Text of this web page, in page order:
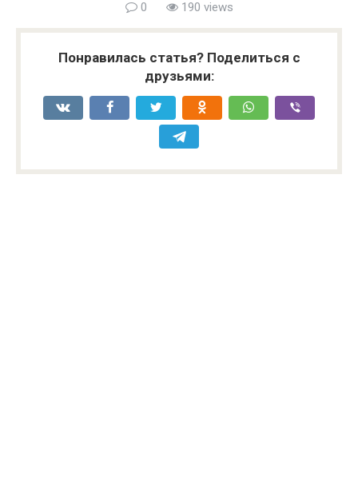
0 190 views
Понравилась статья? Поделиться с
друзьями: